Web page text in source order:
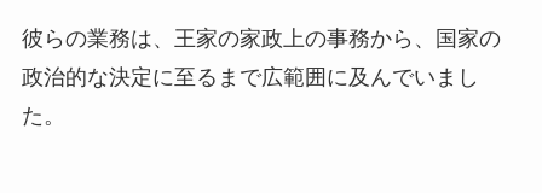
彼らの業務は、王家の家政上の事務から、国家の
政治的な決定に至るまで広範囲に及んでいまし
た。